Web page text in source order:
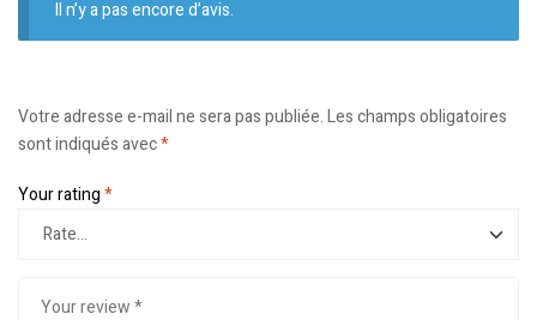
Il n’y a pas encore d’avis.
Votre adresse e-mail ne sera pas publiée.Les champs obligatoires
sont indiqués avec*
Your rating*